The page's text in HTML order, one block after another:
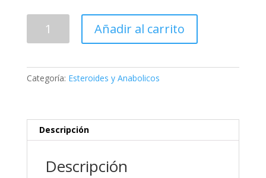
Añadir al carrito
Categoría: Esteroides y Anabolicos
Descripción
Descripción